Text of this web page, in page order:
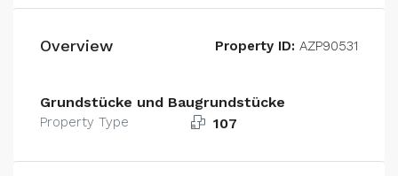
Overview Property ID: AZP90531
Grundstücke und Baugrundstücke
Property Type 107